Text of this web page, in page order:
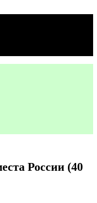
России (40